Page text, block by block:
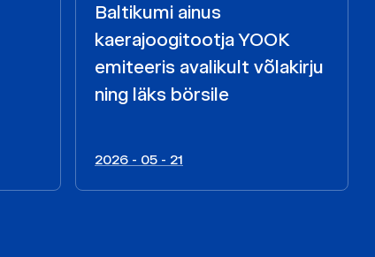
Baltikumi ainus
kaerajoogitootja YOOK
emiteeris avalikult võlakirju
ning läks börsile
2026 - 05 - 21